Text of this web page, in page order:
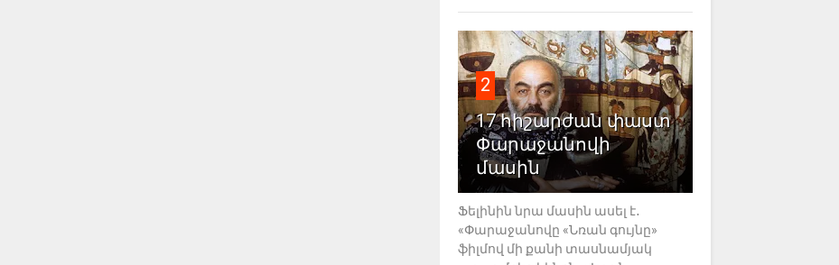
2
17 հիշարժան փաստ
Փարաջանովի
մասին
Ֆելինին նրա մասին ասել է․
«Փարաջանովը «Նռան գույնը»
ֆիլմով մի քանի տասնամյակ